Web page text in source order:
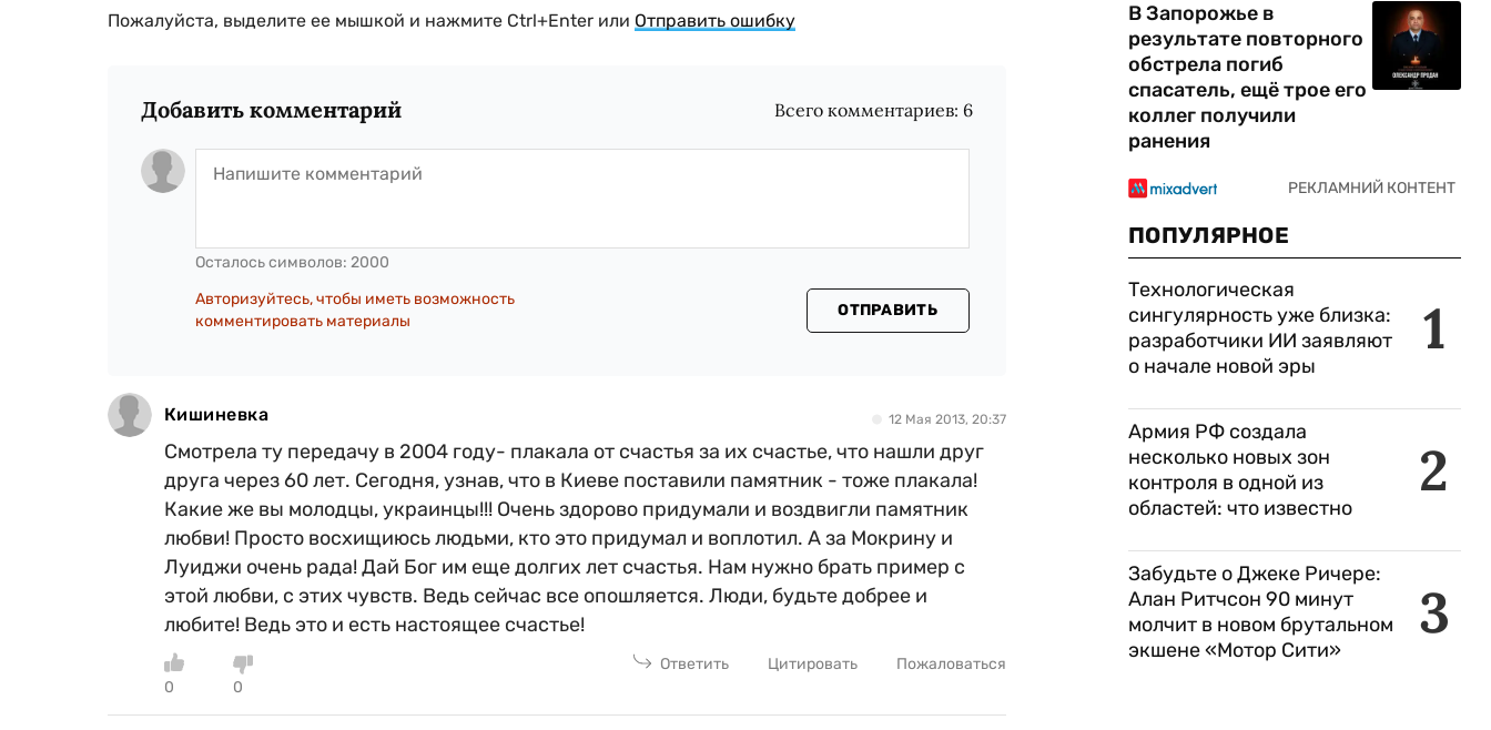
Пожалуйста, выделите ее мышкой и нажмите Ctrl+Enter или Отправить ошибку
Добавить комментарий Всего комментариев: 6
Осталось символов: 2000
Авторизуйтесь, чтобы иметь возможность
комментировать материалы
ОТПРАВИТЬ
Кишиневка 12 Мая 2013, 20:37
Смотрела ту передачу в 2004 году- плакала от счастья за их счастье, что нашли друг
друга через 60 лет. Сегодня, узнав, что в Киеве поставили памятник - тоже плакала!
Какие же вы молодцы, украинцы!!! Очень здорово придумали и воздвигли памятник
любви! Просто восхищиюсь людьми, кто это придумал и воплотил. А за Мокрину и
Луиджи очень рада! Дай Бог им еще долгих лет счастья. Нам нужно брать пример с
этой любви, с этих чувств. Ведь сейчас все опошляется. Люди, будьте добрее и
любите! Ведь это и есть настоящее счастье!
0 0
Ответить Цитировать Пожаловаться
В Запорожье в
результате повторного
обстрела погиб
спасатель, ещё трое его
коллег получили
ранения
ПОПУЛЯРНОЕ
1
Технологическая
сингулярность уже близка:
разработчики ИИ заявляют
о начале новой эры
2
Армия РФ создала
несколько новых зон
контроля в одной из
областей: что известно
3
Забудьте о Джеке Ричере:
Алан Ритчсон 90 минут
молчит в новом брутальном
экшене «Мотор Сити»